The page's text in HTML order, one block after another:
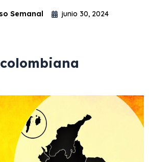
Semanal junio 30, 2024